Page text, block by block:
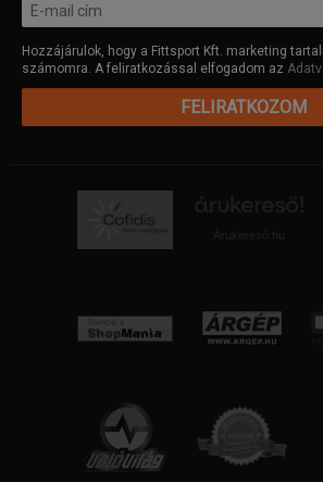
Hozzájárulok, hogy a Fittsport Kft. marketing
számomra. A feliratkozással elfogadom az
FELIRATKOZOM